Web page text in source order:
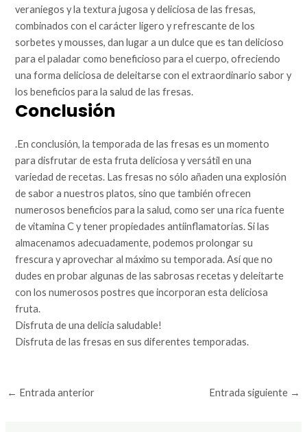
veraniegos y la textura jugosa y deliciosa de las fresas,
combinados con el carácter ligero y refrescante de los
sorbetes y mousses, dan lugar a un dulce que es tan delicioso
para el paladar como beneficioso para el cuerpo, ofreciendo
una forma deliciosa de deleitarse con el extraordinario sabor y
los beneficios para la salud de las fresas.
Conclusión
.En conclusión, la temporada de las fresas es un momento
para disfrutar de esta fruta deliciosa y versátil en una
variedad de recetas. Las fresas no sólo añaden una explosión
de sabor a nuestros platos, sino que también ofrecen
numerosos beneficios para la salud, como ser una rica fuente
de vitamina C y tener propiedades antiinflamatorias. Si las
almacenamos adecuadamente, podemos prolongar su
frescura y aprovechar al máximo su temporada. Así que no
dudes en probar algunas de las sabrosas recetas y deleitarte
con los numerosos postres que incorporan esta deliciosa
fruta.
Disfruta de una delicia saludable!
Disfruta de las fresas en sus diferentes temporadas.
← Entrada anterior Entrada siguiente →